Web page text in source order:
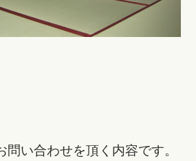
問い合わせを頂く内容です。